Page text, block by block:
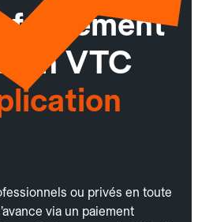
facilement
un VTC
ou privés en toute
via un paiement